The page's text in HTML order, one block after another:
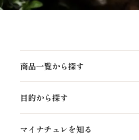
商品一覧から探す
目的から探す
マイナチュレを知る